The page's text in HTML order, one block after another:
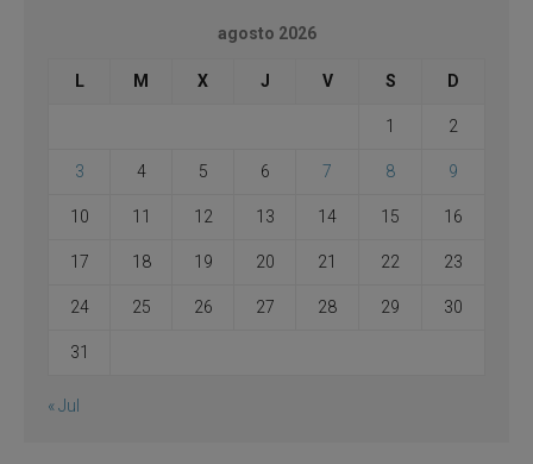
agosto 2026
L M X J V S D
1 2
3 4 5 6 7 8 9
10 11 12 13 14 15 16
17 18 19 20 21 22 23
24 25 26 27 28 29 30
31
« Jul